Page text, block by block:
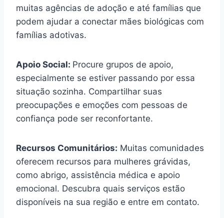
muitas agências de adoção e até famílias que
podem ajudar a conectar mães biológicas com
famílias adotivas.
Apoio Social: Procure grupos de apoio,
especialmente se estiver passando por essa
situação sozinha. Compartilhar suas
preocupações e emoções com pessoas de
confiança pode ser reconfortante.
Recursos Comunitários: Muitas comunidades
oferecem recursos para mulheres grávidas,
como abrigo, assistência médica e apoio
emocional. Descubra quais serviços estão
disponíveis na sua região e entre em contato.